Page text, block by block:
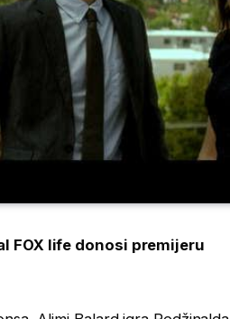
FOX life donosi premijeru